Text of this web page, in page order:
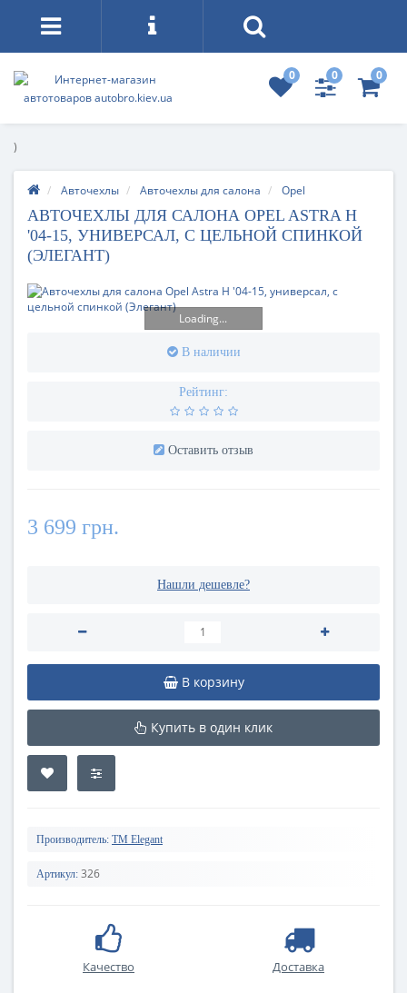
0 0 0
)
Авточехлы Авточехлы для салона Opel
АВТОЧЕХЛЫ ДЛЯ САЛОНА OPEL ASTRA H
'04-15, УНИВЕРСАЛ, С ЦЕЛЬНОЙ СПИНКОЙ
(ЭЛЕГАНТ)
Loading...
В наличии
Рейтинг:
Оставить отзыв
3 699 грн.
Нашли дешевле?
В корзину
Купить в один клик
Производитель: TM Elegant
Артикул: 326
Качество Доставка